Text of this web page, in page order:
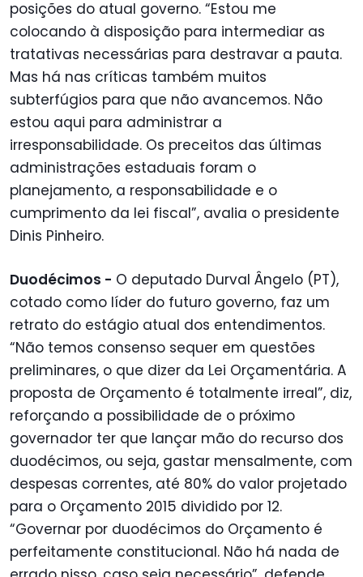
posições do atual governo. “Estou me
colocando à disposição para intermediar as
tratativas necessárias para destravar a pauta.
Mas há nas críticas também muitos
subterfúgios para que não avancemos. Não
estou aqui para administrar a
irresponsabilidade. Os preceitos das últimas
administrações estaduais foram o
planejamento, a responsabilidade e o
cumprimento da lei fiscal”, avalia o presidente
Dinis Pinheiro.
Duodécimos - O deputado Durval Ângelo (PT),
cotado como líder do futuro governo, faz um
retrato do estágio atual dos entendimentos.
“Não temos consenso sequer em questões
preliminares, o que dizer da Lei Orçamentária. A
proposta de Orçamento é totalmente irreal”, diz,
reforçando a possibilidade de o próximo
governador ter que lançar mão do recurso dos
duodécimos, ou seja, gastar mensalmente, com
despesas correntes, até 80% do valor projetado
para o Orçamento 2015 dividido por 12.
“Governar por duodécimos do Orçamento é
perfeitamente constitucional. Não há nada de